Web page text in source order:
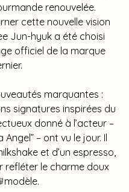
renouvelée.
cette nouvelle vision
Jun-hyuk a été choisi
officiel de la marque
marquantes :
signatures inspirées du
donné à l’acteur –
Angel” – ont vu le jour. Il
et d’un espresso,
refléter le charme doux
modèle.